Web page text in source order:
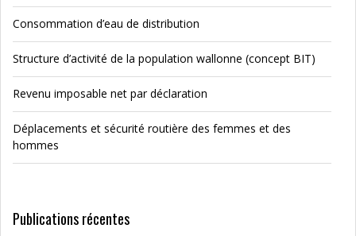
Consommation d’eau de distribution
Structure d’activité de la population wallonne (concept BIT)
Revenu imposable net par déclaration
Déplacements et sécurité routière des femmes et des
hommes
Publications récentes